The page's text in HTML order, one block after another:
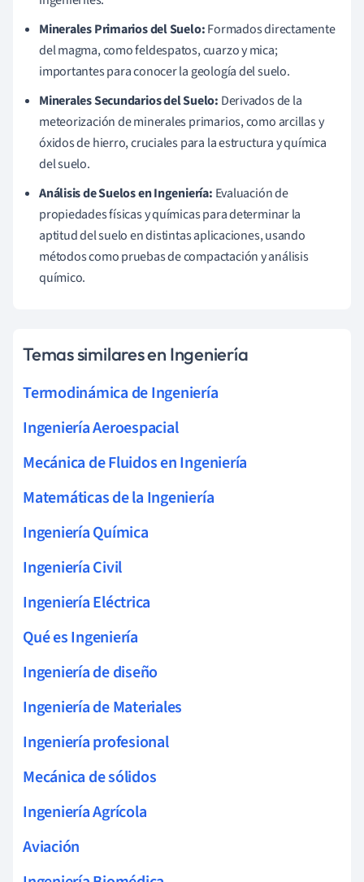
Minerales Primarios del Suelo:Formados directamente
del magma, como feldespatos, cuarzo y mica;
importantes para conocer la geología del suelo.
Minerales Secundarios del Suelo: Derivados de la
meteorización de minerales primarios, como arcillas y
óxidos de hierro, cruciales para la estructura y química
del suelo.
Análisis de Suelos en Ingeniería: Evaluación de
propiedades físicas y químicas para determinar la
aptitud del suelo en distintas aplicaciones, usando
métodos como pruebas de compactación y análisis
químico.
Temas similares en Ingeniería
Termodinámica de Ingeniería
Ingeniería Aeroespacial
Mecánica de Fluidos en Ingeniería
Matemáticas de la Ingeniería
Ingeniería Química
Ingeniería Civil
Ingeniería Eléctrica
Qué es Ingeniería
Ingeniería de diseño
Ingeniería de Materiales
Ingeniería profesional
Mecánica de sólidos
Ingeniería Agrícola
Aviación